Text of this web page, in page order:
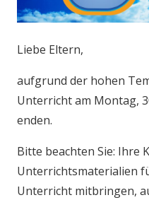
Liebe Eltern,
aufgrund der hohen
Unterricht am Montag,
enden.
Bitte beachten Sie: Ihre
Unterrichtsmaterialien
Unterricht mitbringen,